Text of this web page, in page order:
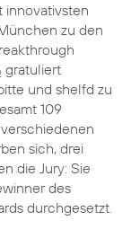
innovativsten
zu den
gratuliert
und shelfd zu
109
sich, drei
die Jury: Sie
des
durchgesetzt.